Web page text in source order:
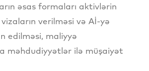
əsas formaları aktivlərin
verilməsi və Aİ-yə
edilməsi, maliyyə
məhdudiyyətlər ilə müşaiyət